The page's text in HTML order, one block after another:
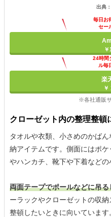
出典：
毎日お
セー
￥
24時間
ル毎
楽
￥
※各社通販
クローゼット内の整理整頓
タオルや衣類、小さめのかば
納アイテムです。側面にはポ
やハンカチ、靴下や下着などの
両面テープでポールなどに吊る
ーラックやクローゼットの収
整頓したいときに向いています